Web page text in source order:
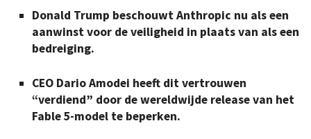
Donald Trump beschouwt Anthropic nu als een
aanwinst voor de veiligheid in plaats van als een
bedreiging.
CEO Dario Amodei heeft dit vertrouwen
“verdiend” door de wereldwijde release van het
Fable 5-model te beperken.